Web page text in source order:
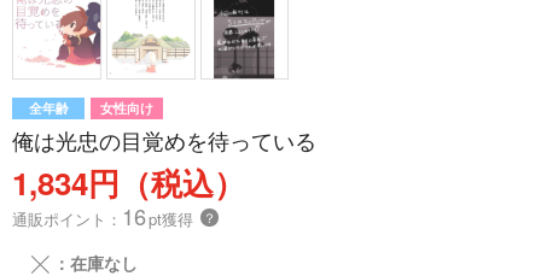
全年齢 女性向け
俺は光忠の目覚めを待っている
1,834円（税込）
通販ポイント： 16pt獲得 ？
╳ ：在庫なし